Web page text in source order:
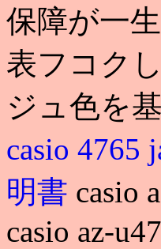
保障が一
表フコク
ジュ色を
casio 4765
明書 casio
casio az-